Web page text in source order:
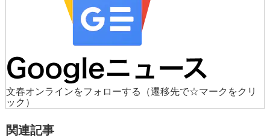
文春オンラインをフォローする
（遷移先で☆マークをクリ
ック）
関連記事